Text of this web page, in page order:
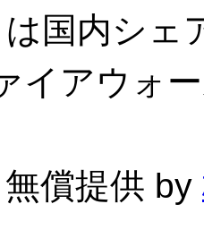
国内シェ
イアウォ
無償提供 by